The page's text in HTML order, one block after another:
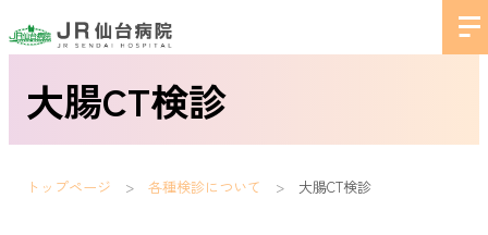
大腸CT検診
トップページ 各種検診について 大腸CT検診